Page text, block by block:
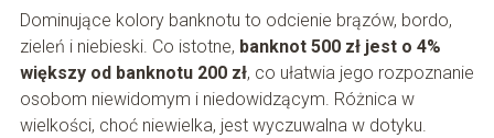
Dominujące kolory banknotu to odcienie brązów, bordo,
zieleń i niebieski. Co istotne, banknot 500 zł jest o 4%
większy od banknotu 200 zł, co ułatwia jego rozpoznanie
osobom niewidomym i niedowidzącym. Różnica w
wielkości, choć niewielka, jest wyczuwalna w dotyku.